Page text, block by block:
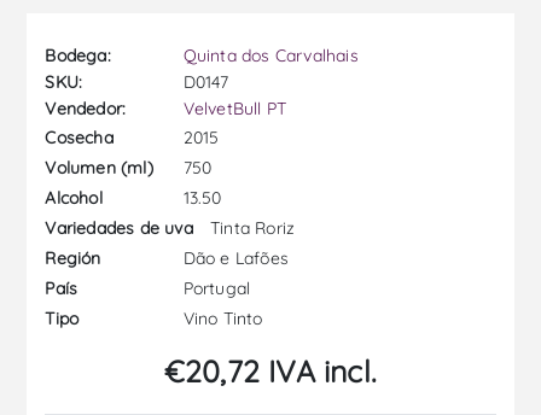
Bodega:
Quinta dos Carvalhais
SKU:
D0147
Vendedor:
VelvetBull PT
Cosecha
2015
Volumen (ml)
750
Alcohol
13.50
Variedades de uva
Tinta Roriz
Región
Dão e Lafões
País
Portugal
Tipo
Vino Tinto
€20,72 IVA incl.